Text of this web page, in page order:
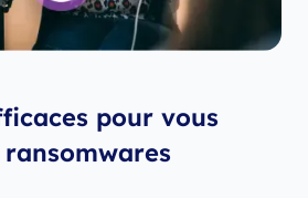
pour vous